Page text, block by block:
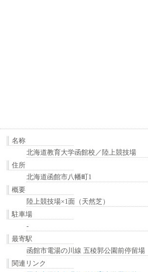
名称
北海道教育大学函館校／陸上競技場
住所
北海道函館市八幡町1
概要
陸上競技場×1面（天然芝）
駐車場
-
最寄駅
函館市電湯の川線 五稜郭公園前停留場
関連リンク